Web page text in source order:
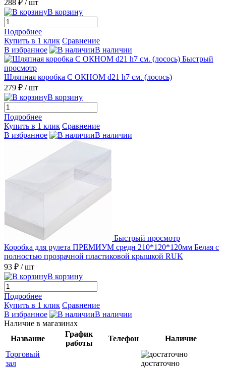
288 ₽ / шт
В корзину
Подробнее
Купить в 1 клик Сравнение
В избранное
В наличии
Быстрый
просмотр
Шляпная коробка С ОКНОМ d21 h7 см. (лосось)
279 ₽ / шт
В корзину
Подробнее
Купить в 1 клик Сравнение
В избранное
В наличии
Быстрый просмотр
Коробка для рулета ПРЕМИУМ средн 210*120*120мм Белая с
полностью прозрачной пластиковой крышкой RUK
93 ₽ / шт
В корзину
Подробнее
Купить в 1 клик Сравнение
В избранное
В наличии
Наличие в магазинах
Название
График
работы
Телефон
Наличие
Торговый
зал
достаточно